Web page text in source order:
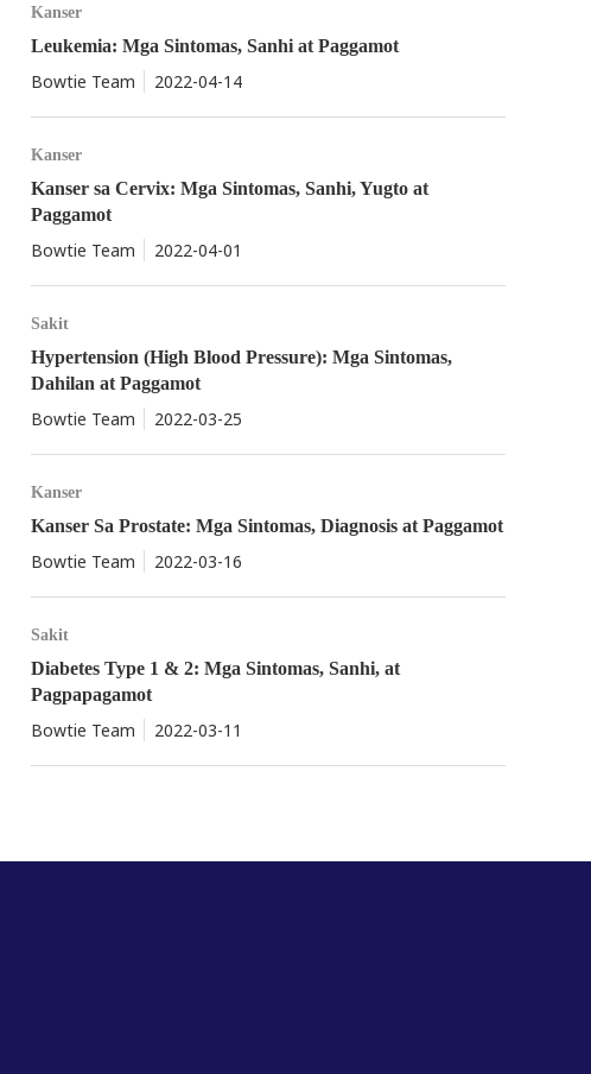
Kanser
Leukemia: Mga Sintomas, Sanhi at Paggamot
Bowtie Team 2022-04-14
Kanser
Kanser sa Cervix: Mga Sintomas, Sanhi, Yugto at
Paggamot
Bowtie Team 2022-04-01
Sakit
Hypertension (High Blood Pressure): Mga Sintomas,
Dahilan at Paggamot
Bowtie Team 2022-03-25
Kanser
Kanser Sa Prostate: Mga Sintomas, Diagnosis at Paggamot
Bowtie Team 2022-03-16
Sakit
Diabetes Type 1 & 2: Mga Sintomas, Sanhi, at
Pagpapagamot
Bowtie Team 2022-03-11